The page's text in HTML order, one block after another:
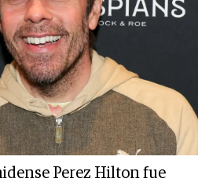
Perez Hilton fue